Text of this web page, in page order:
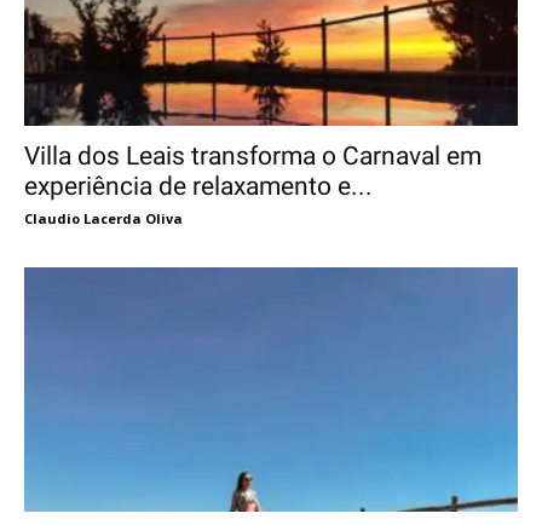
Villa dos Leais transforma o Carnaval em
experiência de relaxamento e...
Claudio Lacerda Oliva